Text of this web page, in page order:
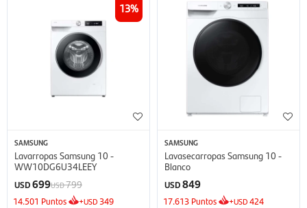
13
SAMSUNG
Lavarropas Samsung 10 -
WW10DG6U34LEEY
USD699USD799
14.501 Puntos +USD 349
SAMSUNG
Lavasecarropas Samsung 10 -
Blanco
USD849
17.613 Puntos +USD424